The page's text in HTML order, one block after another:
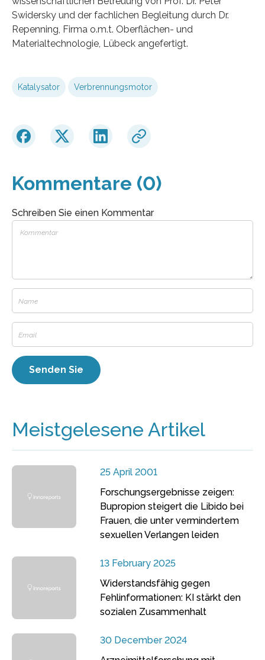
Swidersky und der fachlichen Begleitung durch Dr.
Repenning, Firma o.m.t. Oberflächen- und
Materialtechnologie, Lübeck angefertigt.
Katalysator Verbrennungsmotor
Kommentare (0)
Schreiben Sie einen Kommentar
Meistgelesene Artikel
25 April 2001
Forschungsergebnisse zeigen:
Bupropion steigert die Libido bei
Frauen, die unter vermindertem
sexuellen Verlangen leiden
13 February 2025
Widerstandsfähig gegen
Fehlinformationen: KI stärkt den
sozialen Zusammenhalt
30 December 2024